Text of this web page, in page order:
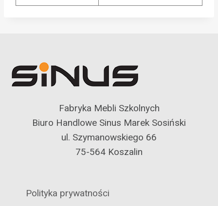
Fabryka Mebli Szkolnych
Biuro Handlowe Sinus Marek Sosiński
ul. Szymanowskiego 66
75-564 Koszalin
Polityka prywatności